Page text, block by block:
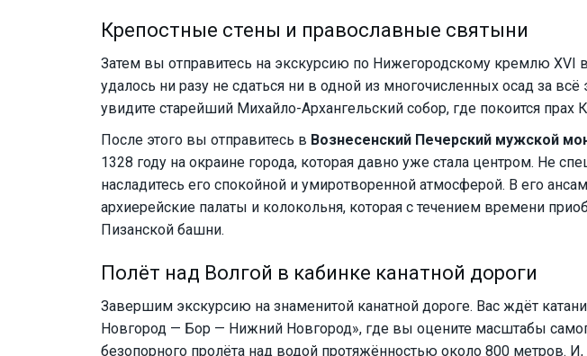
Крепостные стены и православные святыни
Затем вы отправитесь на экскурсию по Нижегородскому кремлю XVI
удалось ни разу не сдаться ни в одной из многочисленных осад за
увидите старейший Михайло-Архангельский собор, где покоится
После этого вы отправитесь в Вознесенский Печерский мужской
1328 году на окраине города, которая давно уже стала центром. Не
насладитесь его спокойной и умиротворенной атмосферой. В его
архиерейские палаты и колокольня, которая с течением времени
Пизанской башни.
Полёт над Волгой в кабинке канатной дороги
Завершим экскурсию на знаменитой канатной дороге. Вас ждёт
Новгород — Бор — Нижний Новгород», где вы оцените масштабы
безопорного пролёта над водой протяжённостью около 800 метров. И,